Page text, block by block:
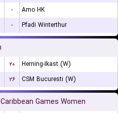
-
Amo HK
- Pfadi Winterthur
۲۰
Herning-Ikast (W)
۲۶ CSM Bucuresti (W)
Games Women